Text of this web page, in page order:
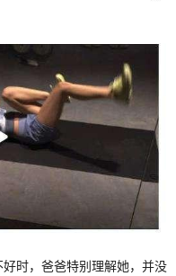
时，爸爸特别理解她，并没